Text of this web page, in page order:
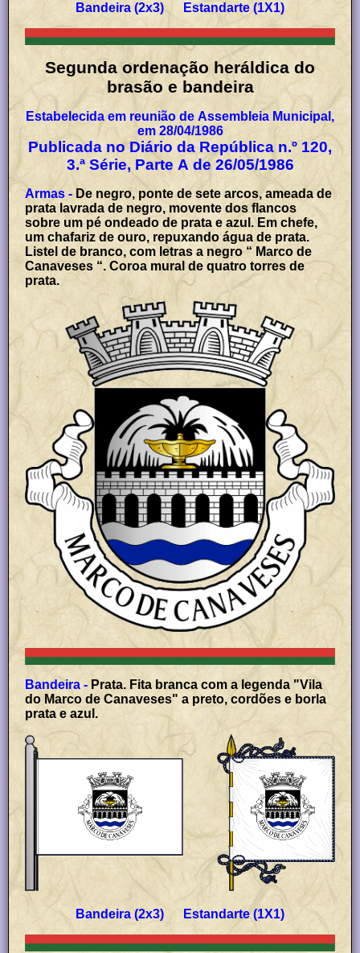
Bandeira (2x3) Estandarte (1X1)
Segunda ordenação heráldica do
brasão e bandeira
Estabelecida em reunião de Assembleia Municipal,
em 28/04/1986
Publicada no Diário da República n.º 120,
3.ª Série, Parte A de 26/05/1986
Armas - De negro, ponte de sete arcos, ameada de
prata lavrada de negro, movente dos flancos
sobre um pé ondeado de prata e azul. Em chefe,
um chafariz de ouro, repuxando água de prata.
Listel de branco, com letras a negro “ Marco de
Canaveses “. Coroa mural de quatro torres de
prata.
Bandeira - Prata. Fita branca com a legenda "Vila
do Marco de Canaveses" a preto, cordões e borla
prata e azul.
Bandeira (2x3) Estandarte (1X1)